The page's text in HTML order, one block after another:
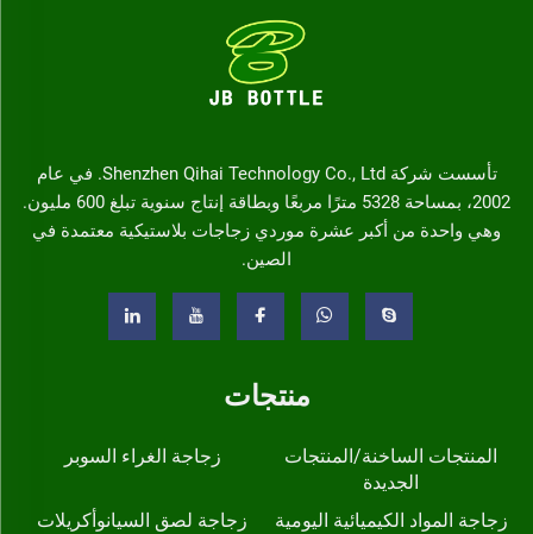
تأسست شركة Shenzhen Qihai Technology Co., Ltd. في عام
2002، بمساحة 5328 مترًا مربعًا وبطاقة إنتاج سنوية تبلغ 600 مليون.
وهي واحدة من أكبر عشرة موردي زجاجات بلاستيكية معتمدة في
الصين.
منتجات
المنتجات الساخنة/المنتجات
الجديدة
زجاجة الغراء السوبر
زجاجة المواد الكيميائية اليومية
زجاجة لصق السيانوأكريلات